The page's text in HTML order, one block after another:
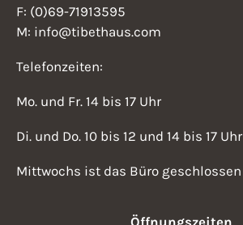
F: (0)69-71913595
M: info@tibethaus.com
Telefonzeiten:
Mo. und Fr. 14 bis 17 Uhr
Di. und Do. 10 bis 12 und 14 bis 17 Uhr
Mittwochs ist das Büro geschlossen